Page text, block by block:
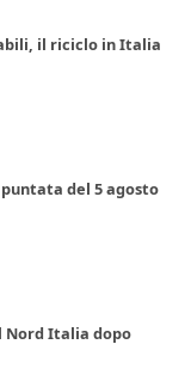
il riciclo in Italia
del 5 agosto
Nord Italia dopo